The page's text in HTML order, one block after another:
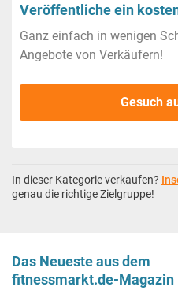
Veröffentliche ein
Ganz einfach in wenigen
Angebote von Verkäufern!
Gesuch
In dieser Kategorie verkaufen?
genau die richtige Zielgruppe!
Das Neueste aus dem
fitnessmarkt.de-Magazin